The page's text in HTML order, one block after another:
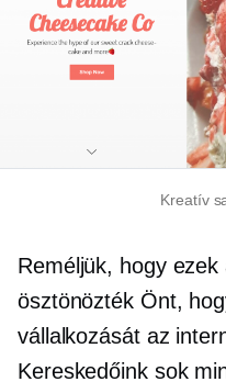
Kreatív
Reméljük, hogy
ösztönözték Önt,
vállalkozását az
Kereskedőink sok